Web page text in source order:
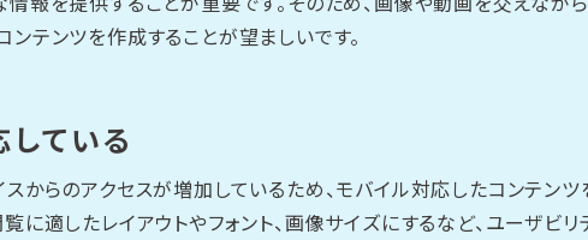
ンテンツを作成することが望ましいです。
ている
スからのアクセスが増加しているため、モバイル対応したコンテン
に適したレイアウトやフォント、画像サイズにするなど、ユーザビ